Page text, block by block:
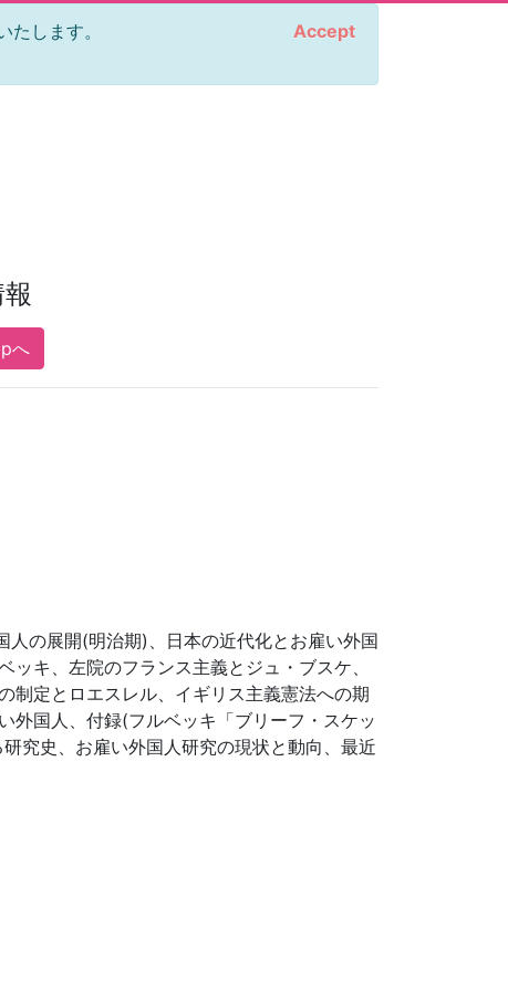
します。
Accept
へ
人の展開(明治期)、日本の近代化とお雇い外国
キ、左院のフランス主義とジュ・ブスケ、
制定とロエスレル、イギリス主義憲法への期
外国人、付録(フルベッキ「ブリーフ・スケッ
究史、お雇い外国人研究の現状と動向、最近